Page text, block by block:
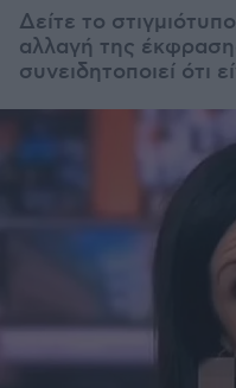
Δείτε το
αλλαγή της
συνειδητοποιεί ότι